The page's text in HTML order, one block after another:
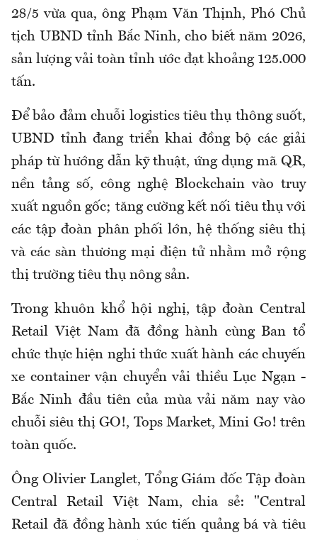
28/5 vừa qua, ông Phạm Văn Thịnh, Phó Chủ
tịch UBND tỉnh Bắc Ninh, cho biết năm 2026,
sản lượng vải toàn tỉnh ước đạt khoảng 125.000
tấn.
Để bảo đảm chuỗi logistics tiêu thụ thông suốt,
UBND tỉnh đang triển khai đồng bộ các giải
pháp từ hướng dẫn kỹ thuật, ứng dụng mã QR,
nền tảng số, công nghệ Blockchain vào truy
xuất nguồn gốc; tăng cường kết nối tiêu thụ với
các tập đoàn phân phối lớn, hệ thống siêu thị
và các sàn thương mại điện tử nhằm mở rộng
thị trường tiêu thụ nông sản.
Trong khuôn khổ hội nghị, tập đoàn Central
Retail Việt Nam đã đồng hành cùng Ban tổ
chức thực hiện nghi thức xuất hành các chuyến
xe container vận chuyển vải thiều Lục Ngạn -
Bắc Ninh đầu tiên của mùa vải năm nay vào
chuỗi siêu thị GO!, Tops Market, Mini Go! trên
toàn quốc.
Ông Olivier Langlet, Tổng Giám đốc Tập đoàn
Central Retail Việt Nam, chia sẻ: "Central
Retail đã đồng hành xúc tiến quảng bá và tiêu